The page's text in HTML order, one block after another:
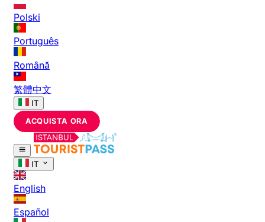
Polski
Português
Română
繁體中文
IT
ACQUISTA ORA
IT
English
Español